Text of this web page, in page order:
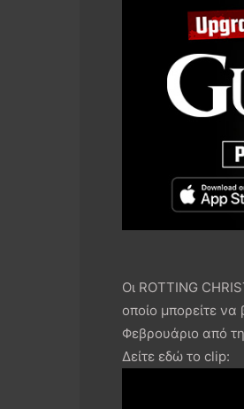
Οι ROTTING
οποίο μπορείτε
Φεβρουάριο από
Δείτε εδώ το clip: